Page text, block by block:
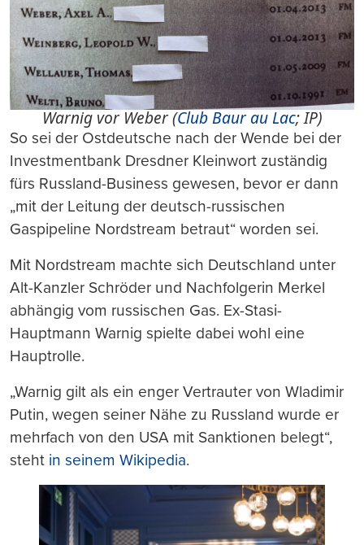
Warnig vor Weber (Club Baur au Lac;IP)
So sei der Ostdeutsche nach der Wende bei der
Investmentbank Dresdner Kleinwort zuständig
fürs Russland-Business gewesen, bevor er dann
„mit der Leitung der deutsch-russischen
Gaspipeline Nordstream betraut“ worden sei.
Mit Nordstream machte sich Deutschland unter
Alt-Kanzler Schröder und Nachfolgerin Merkel
abhängig vom russischen Gas. Ex-Stasi-
Hauptmann Warnig spielte dabei wohl eine
Hauptrolle.
„Warnig gilt als ein enger Vertrauter von Wladimir
Putin, wegen seiner Nähe zu Russland wurde er
mehrfach von den USA mit Sanktionen belegt“,
steht in seinem Wikipedia.